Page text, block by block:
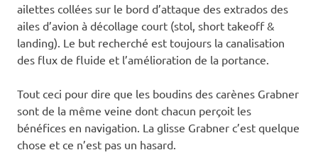
ailettes collées sur le bord d’attaque des extrados des
ailes d’avion à décollage court (stol, short takeoff &
landing). Le but recherché est toujours la canalisation
des flux de fluide et l’amélioration de la portance.
Tout ceci pour dire que les boudins des carènes Grabner
sont de la même veine dont chacun perçoit les
bénéfices en navigation. La glisse Grabner c’est quelque
chose et ce n’est pas un hasard.